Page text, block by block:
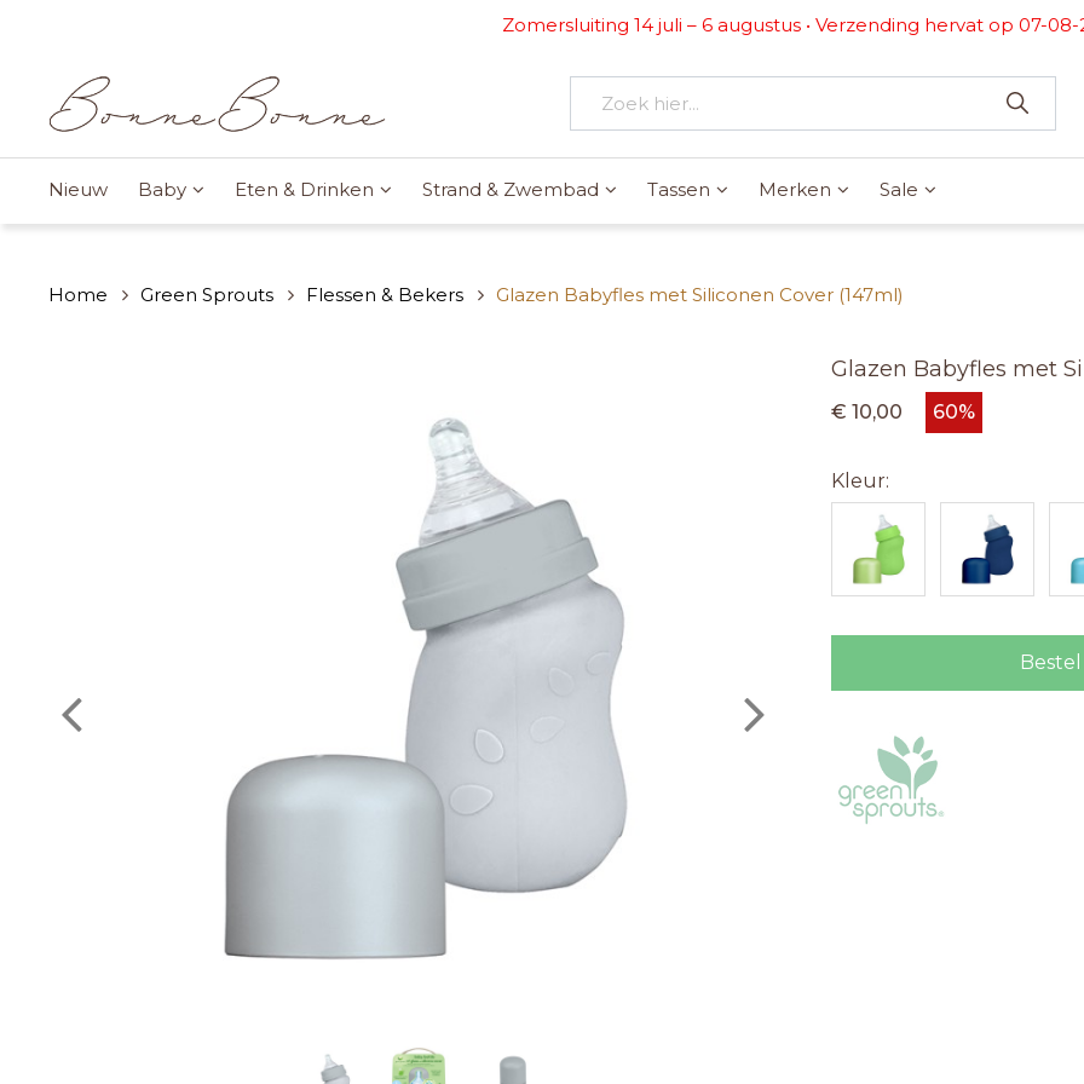
Zomersluiting 14 juli – 6 augustus • Verzending hervat op 07-08-
Nieuw Baby Eten & Drinken Strand & Zwembad Tassen Merken Sale
Home Green Sprouts Flessen & Bekers Glazen Babyfles met Siliconen Cover (147ml)
Glazen Babyfles met
€ 10,00 60%
Kleur: